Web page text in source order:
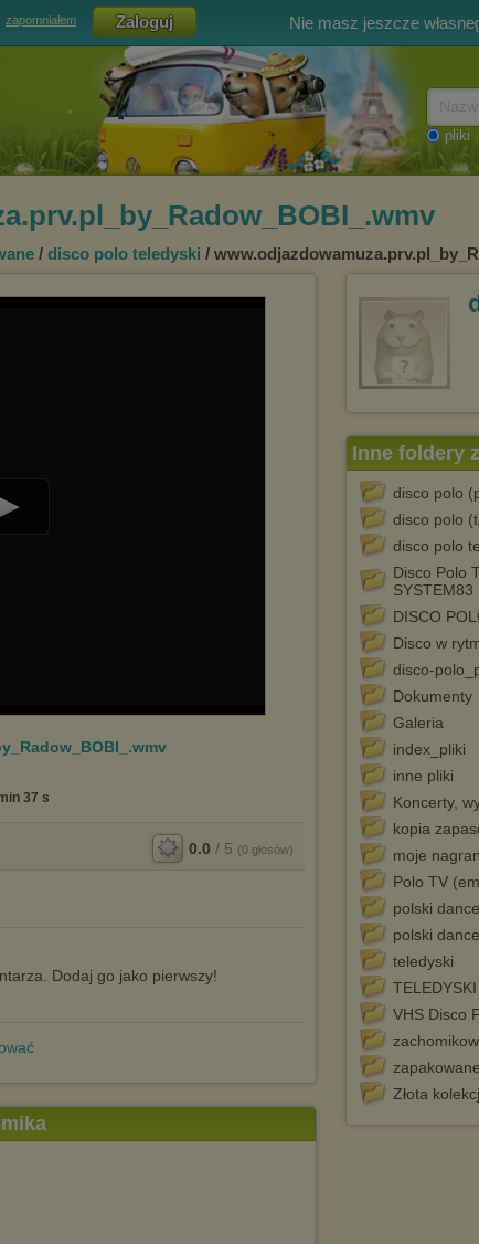
zapomniałem Nie masz jeszcze
pliki
/ disco polo teledyski /
37 s
0.0 / 5 (0 głosów)
Dodaj go jako pierwszy!
Inne foldery
disco polo
disco polo
disco polo
Disco Polo
SYSTEM83
DISCO
Disco w
disco-
Dokumenty
Galeria
index_pliki
inne pliki
Koncerty,
kopia
moje
Polo TV
polski dance
polski
teledyski
VHS Disco
zapakowane
Złota